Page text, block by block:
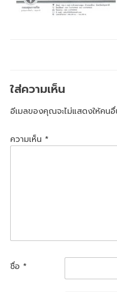
ใส่ความเห็น
อีเมลของคุณจะไม่แสดงให้คนอื่
ความเห็น *
ชื่อ *